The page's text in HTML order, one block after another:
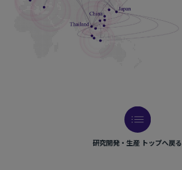
研究開発・生産 トップへ戻る